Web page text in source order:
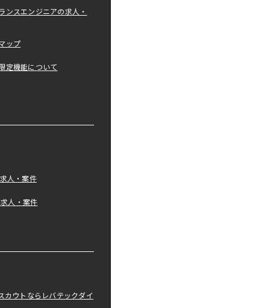
ンスエンジニアの求人・
ップ
定機能について
人・案件
人・案件
カウトならレバテックダイ